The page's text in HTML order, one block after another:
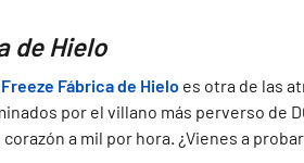
de Hielo
Freeze Fábrica de Hielo es otra de las
por el villano más perverso de
corazón a mil por hora. ¿Vienes a